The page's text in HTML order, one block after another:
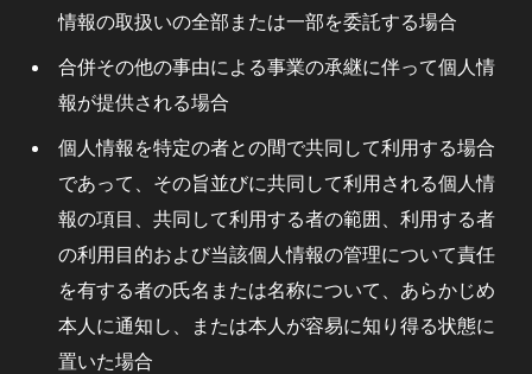
情報の取扱いの全部または一部を委託する場合
合併その他の事由による事業の承継に伴って個人情
報が提供される場合
個人情報を特定の者との間で共同して利用する場合
であって、その旨並びに共同して利用される個人情
報の項目、共同して利用する者の範囲、利用する者
の利用目的および当該個人情報の管理について責任
を有する者の氏名または名称について、あらかじめ
本人に通知し、または本人が容易に知り得る状態に
置いた場合